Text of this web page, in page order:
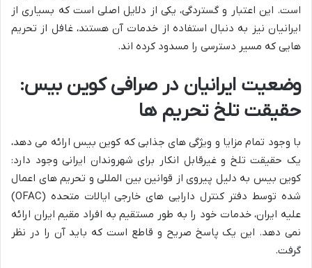
است. این اعتبار و گستردگی، یکی از دلایل اصلی است که بسیاری از
ایرانیان نیز به دنبال استفاده از خدمات آن هستند، غافل از تحریم
هایی که مسیر دسترسی را مسدود کرده اند.
وضعیت ایرانیان در صرافی کوین بیس:
حقیقت تلخ تحریم ها
با وجود تمام مزایا و ویژگی های جذابی که کوین بیس ارائه می دهد،
یک حقیقت تلخ و غیرقابل انکار برای شهروندان ایرانی وجود دارد:
کوین بیس به دلیل پیروی از قوانین بین المللی و تحریم های اعمال
شده توسط دفتر کنترل دارایی های خارجی ایالات متحده (OFAC)
علیه ایران، خدمات خود را به طور مستقیم به افراد مقیم ایران ارائه
نمی دهد. این یک پاسخ صریح و قاطع است که باید آن را در نظر
گرفت.